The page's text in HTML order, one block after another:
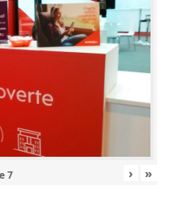
7 › »